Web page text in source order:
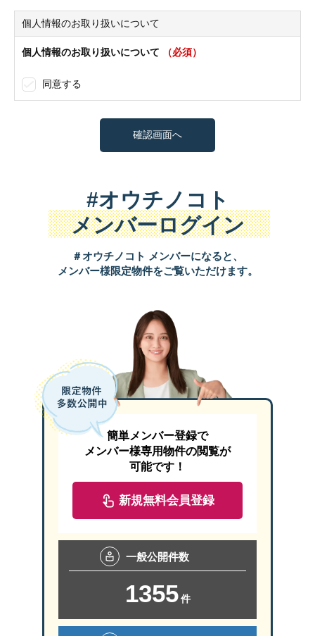
個人情報のお取り扱いについて
個人情報のお取り扱いについて （必須）
同意する
#オウチノコト
メンバーログイン
＃オウチノコト メンバーになると、
メンバー様限定物件をご覧いただけます。
簡単メンバー登録で
メンバー様専用物件の閲覧が
可能です！
新規無料会員登録
一般公開件数
1355 件